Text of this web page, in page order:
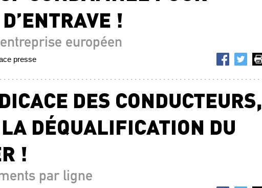
!
européen
presse
DES CONDUCTEURS,
LA DÉQUALIFICATION DU
!
par ligne